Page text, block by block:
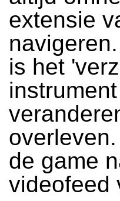
extensie
is het
de game
videofeed